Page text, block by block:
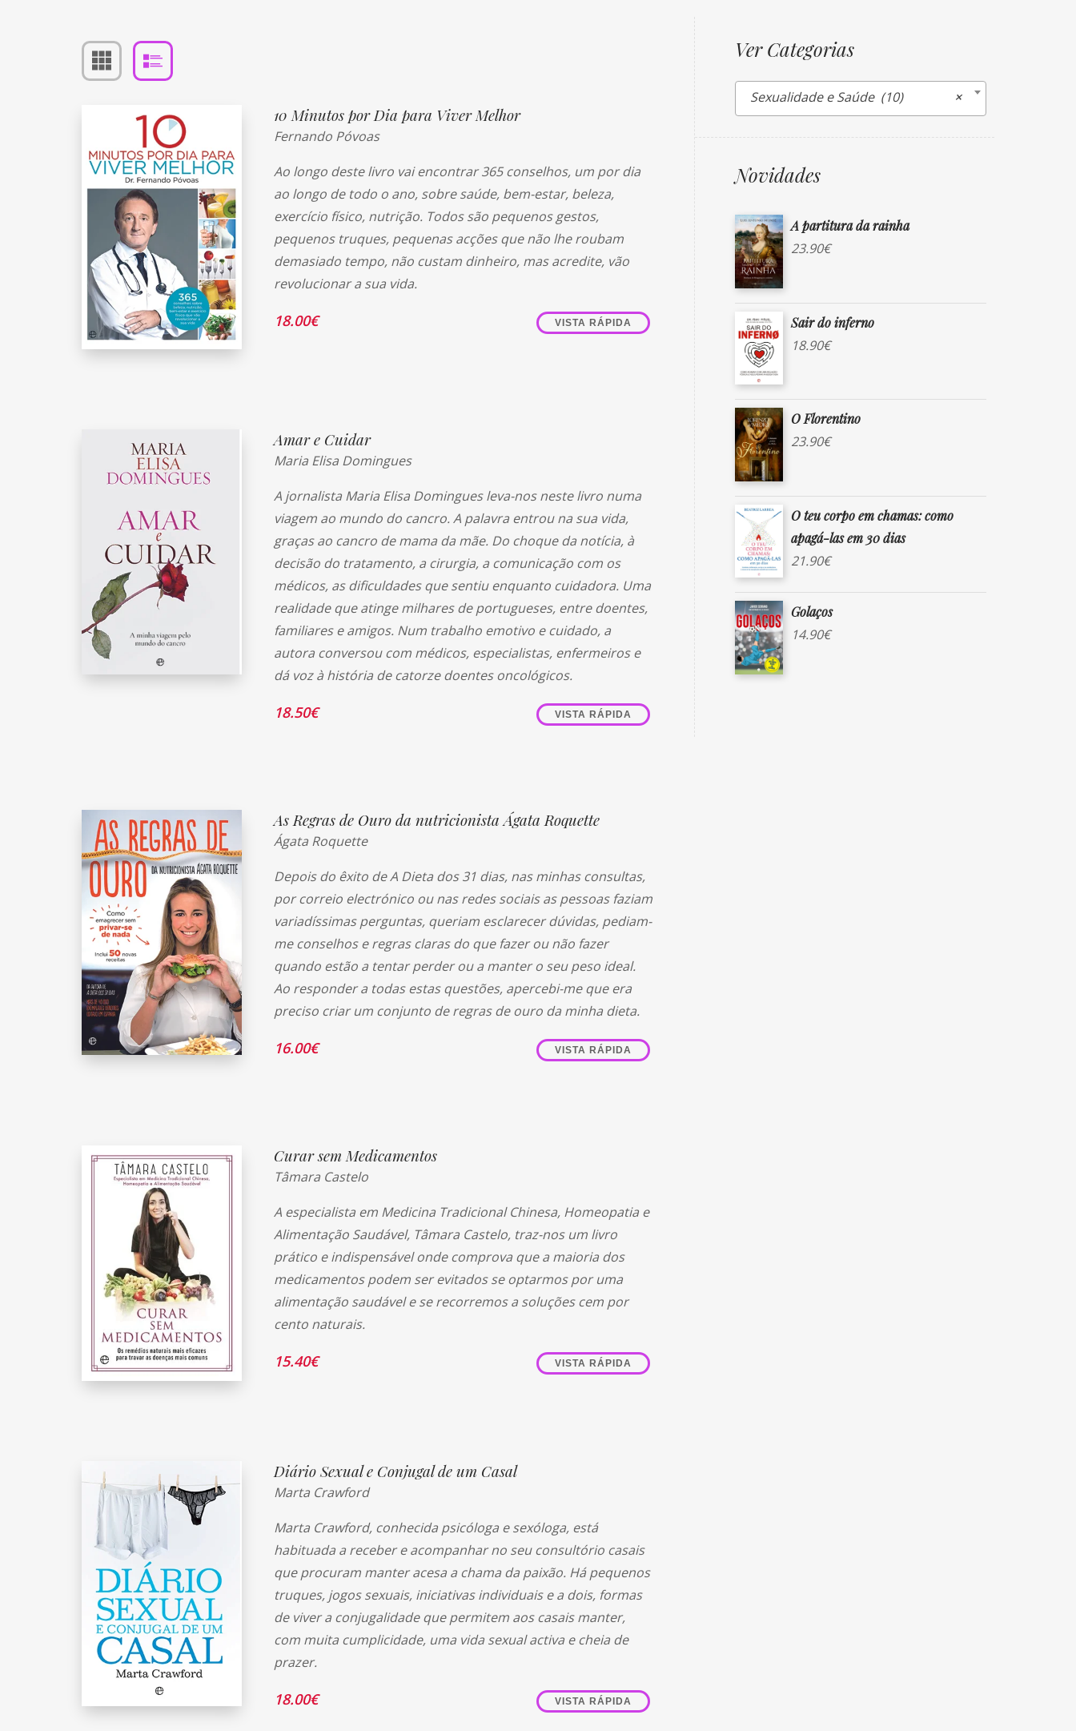
10 Minutos por Dia para Viver Melhor
Fernando Póvoas
Ao longo deste livro vai encontrar 365 conselhos, um por dia
ao longo de todo o ano, sobre saúde, bem-estar, beleza,
exercício físico, nutrição. Todos são pequenos gestos,
pequenos truques, pequenas acções que não lhe roubam
demasiado tempo, não custam dinheiro, mas acredite, vão
revolucionar a sua vida.
18.00€ VISTA RÁPIDA
Amar e Cuidar
Maria Elisa Domingues
A jornalista Maria Elisa Domingues leva-nos neste livro numa
viagem ao mundo do cancro. A palavra entrou na sua vida,
graças ao cancro de mama da mãe. Do choque da notícia, à
decisão do tratamento, a cirurgia, a comunicação com os
médicos, as dificuldades que sentiu enquanto cuidadora. Uma
realidade que atinge milhares de portugueses, entre doentes,
familiares e amigos. Num trabalho emotivo e cuidado, a
autora conversou com médicos, especialistas, enfermeiros e
dá voz à história de catorze doentes oncológicos.
18.50€ VISTA RÁPIDA
As Regras de Ouro da nutricionista Ágata Roquette
Ágata Roquette
Depois do êxito de A Dieta dos 31 dias, nas minhas consultas,
por correio electrónico ou nas redes sociais as pessoas faziam
variadíssimas perguntas, queriam esclarecer dúvidas, pediam-
me conselhos e regras claras do que fazer ou não fazer
quando estão a tentar perder ou a manter o seu peso ideal.
Ao responder a todas estas questões, apercebi-me que era
preciso criar um conjunto de regras de ouro da minha dieta.
16.00€ VISTA RÁPIDA
Curar sem Medicamentos
Tâmara Castelo
A especialista em Medicina Tradicional Chinesa, Homeopatia e
Alimentação Saudável, Tâmara Castelo, traz-nos um livro
prático e indispensável onde comprova que a maioria dos
medicamentos podem ser evitados se optarmos por uma
alimentação saudável e se recorremos a soluções cem por
cento naturais.
15.40€ VISTA RÁPIDA
Diário Sexual e Conjugal de um Casal
Marta Crawford
Marta Crawford, conhecida psicóloga e sexóloga, está
habituada a receber e acompanhar no seu consultório casais
que procuram manter acesa a chama da paixão. Há pequenos
truques, jogos sexuais, iniciativas individuais e a dois, formas
de viver a conjugalidade que permitem aos casais manter,
com muita cumplicidade, uma vida sexual activa e cheia de
prazer.
18.00€ VISTA RÁPIDA
Ver Categorias
×
Sexualidade e Saúde (10)
Novidades
A partitura da rainha
23.90€
Sair do inferno
18.90€
O Florentino
23.90€
O teu corpo em chamas: como
apagá-las em 30 dias
21.90€
Golaços
14.90€